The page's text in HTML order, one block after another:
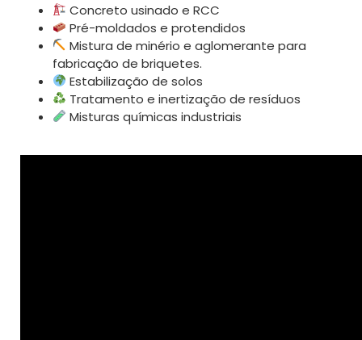
Concreto usinado e RCC
Pré-moldados e protendidos
Mistura de minério e aglomerante para
fabricação de briquetes.
Estabilização de solos
Tratamento e inertização de resíduos
Misturas químicas industriais